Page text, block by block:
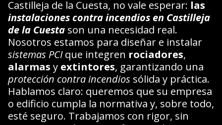
Castilleja de la Cuesta, no vale esperar: las
instalaciones contra incendios en Castilleja
de la Cuestason una necesidad real.
Nosotros estamos para diseñar e instalar
sistemas PCIque integren rociadores,
alarmas y extintores, garantizando una
protección contra incendios sólida y práctica.
Hablamos claro: queremos que su empresa
o edificio cumpla la normativa y, sobre todo,
esté seguro. Trabajamos con rigor, sin